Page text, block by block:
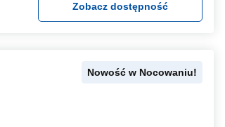
Zobacz dostępność
Nowość w Nocowaniu!